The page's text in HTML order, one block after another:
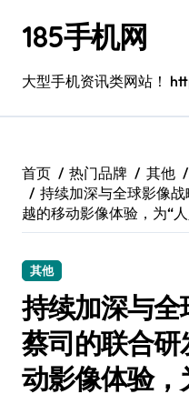
185手机网
大型手机资讯类网站！
首页 热门品牌 其他
持续加深与全球影像
越的移动影像体验，为“
其他
持续加深与
蔡司的联合
动影像体验，